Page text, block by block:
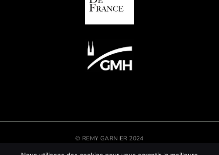
© REMY GARNIER 2024